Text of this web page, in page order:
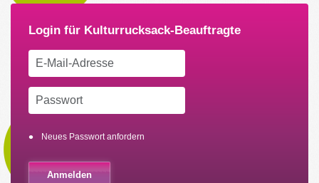
Neues Passwort anfordern